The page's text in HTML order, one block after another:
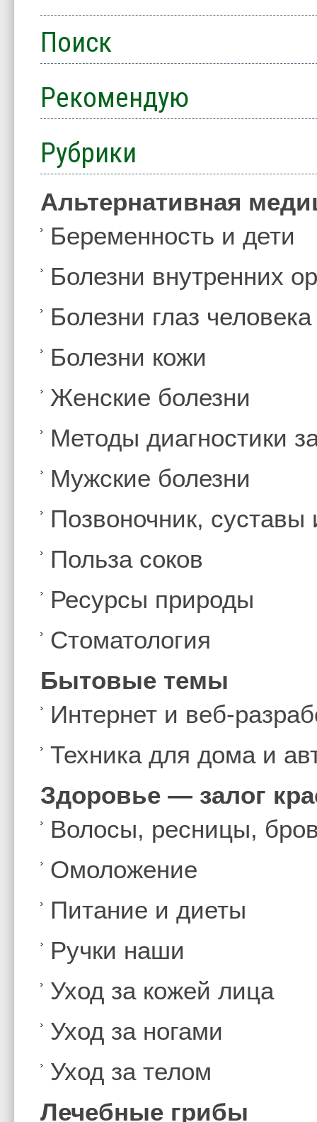
Поиск
Рекомендую
Рубрики
Альтернативная
Беременность и дети
Болезни внутренних
Болезни глаз человека
Болезни кожи
Женские болезни
Методы диагностики
Мужские болезни
Позвоночник,
Польза соков
Ресурсы природы
Стоматология
Бытовые темы
Интернет и веб-
Техника для дома и
Здоровье — залог
Волосы, ресницы,
Омоложение
Питание и диеты
Ручки наши
Уход за кожей лица
Уход за ногами
Уход за телом
Лечебные грибы